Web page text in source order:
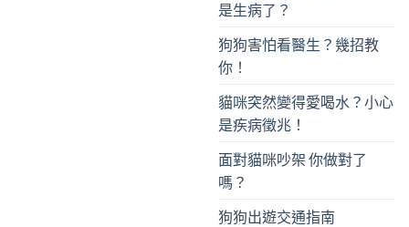
是生病了？
狗狗害怕看醫生？幾招教
你！
貓咪突然變得愛喝水？小心
是疾病徵兆！
面對貓咪吵架 你做對了
嗎？
狗狗出遊交通指南